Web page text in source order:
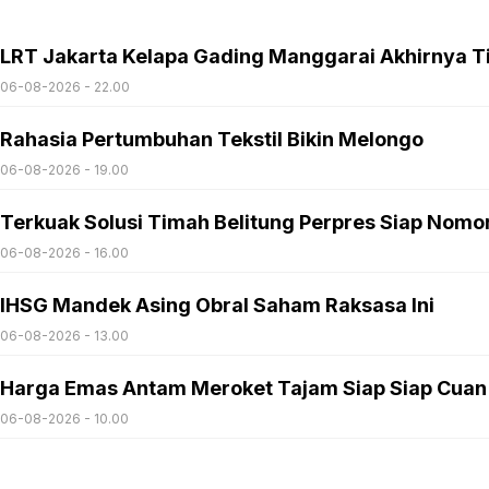
LRT Jakarta Kelapa Gading Manggarai Akhirnya
06-08-2026 - 22.00
Rahasia Pertumbuhan Tekstil Bikin Melongo
06-08-2026 - 19.00
Terkuak Solusi Timah Belitung Perpres Siap
06-08-2026 - 16.00
IHSG Mandek Asing Obral Saham Raksasa Ini
06-08-2026 - 13.00
Harga Emas Antam Meroket Tajam Siap Siap Cuan
06-08-2026 - 10.00